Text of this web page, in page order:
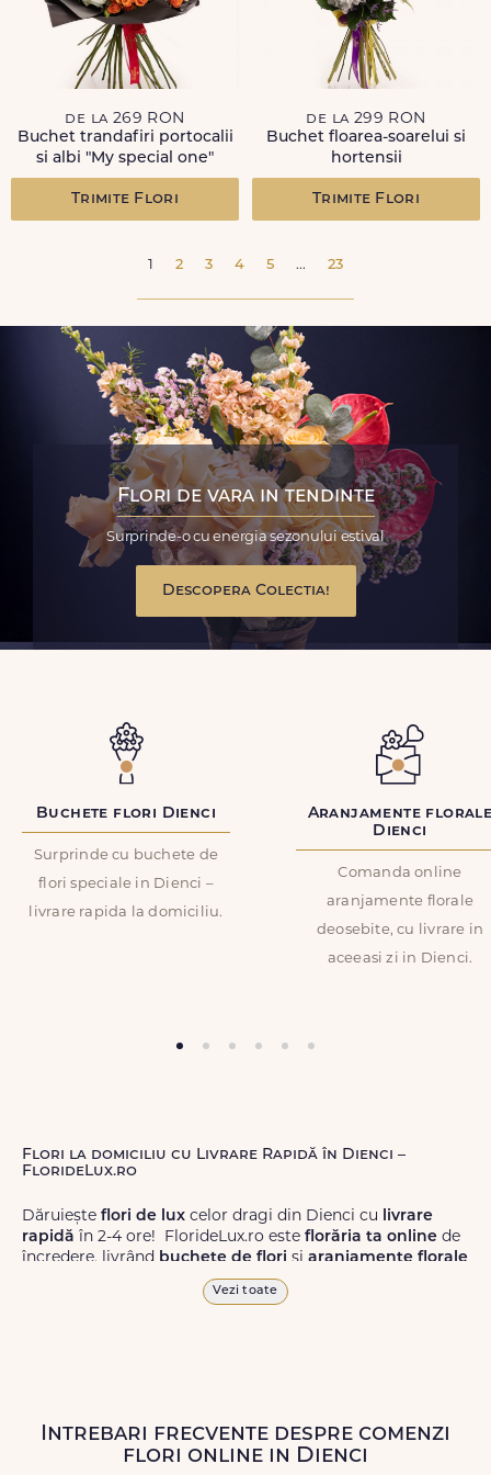
de la 269 RON
Buchet trandafiri portocalii
si albi "My special one"
Trimite Flori
de la 299 RON
Buchet floarea-soarelui si
hortensii
Trimite Flori
1 2 3 4 5 ... 23
Flori de vara in tendinte
Surprinde-o cu energia sezonului estival
Descopera Colectia!
Buchete flori Dienci
Surprinde cu buchete de
flori speciale in Dienci –
livrare rapida la domiciliu.
Aranjamente
Dienci
Comanda online
aranjamente florale
deosebite, cu livrare in
aceeasi zi in Dienci.
Flori la domiciliu cu Livrare Rapidă în Dienci –
FlorideLux.ro
Dăruiește flori de lux celor dragi din Dienci cu livrare
rapidă în 2-4 ore! FlorideLux.ro este florăria ta online de
încredere, livrând buchete de flori și aranjamente florale
de calitate superioară în Dienci și în toată România.
Livrăm buchete de florichiar și în weekend, pentru ca tu
să poți adresa un gest frumos atunci când ai nevoie.
Vezi toate
Intrebari frecvente despre comenzi
flori online in Dienci